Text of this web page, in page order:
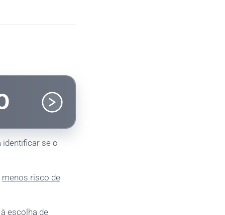
identificar se o
menos risco de
escolha de